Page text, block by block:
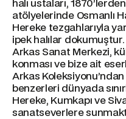
atölyelerinde Osmanlı
Hereke tezgahlarıyla
ipek halılar dokumuştur.
Arkas Sanat Merkezi,
konması ve bize ait
Arkas
benzerleri dünyada
Hereke, Kumkapı ve
sanatseverlere